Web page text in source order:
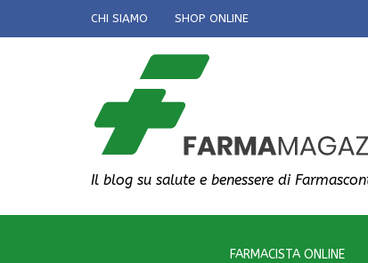
CHI SIAMO SHOP ONLINE
Il blog su salute e benessere di
FARMACISTA ONLINE